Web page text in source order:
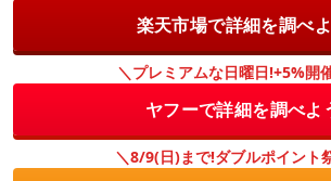
楽天市場で詳細を調べ
＼プレミアムな日曜日!+5%開
ヤフーで詳細を調べよ
＼8/9(日)まで!ダブルポイント